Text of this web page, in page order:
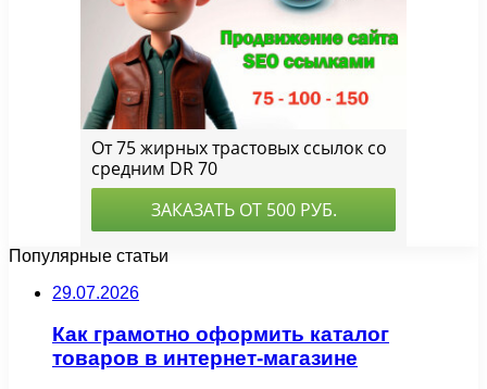
Популярные статьи
29.07.2026
Как грамотно оформить каталог
товаров в интернет-магазине